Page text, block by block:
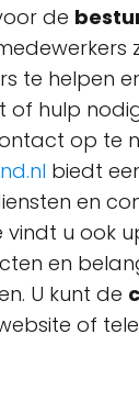
de
te helpen
of hulp
op te
biedt
en
vindt u ook
en
U kunt de
of